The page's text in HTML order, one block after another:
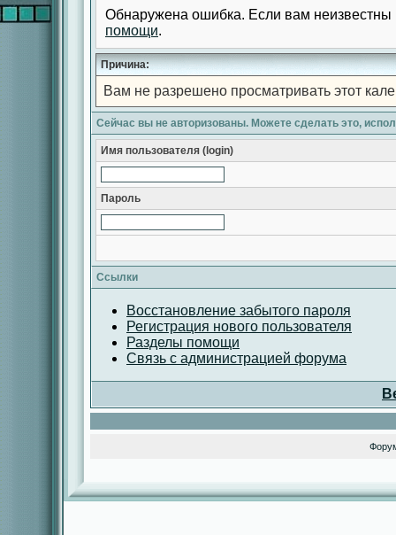
Обнаружена ошибка. Если вам
помощи.
Причина:
Вам не разрешено просматривать этот
Сейчас вы не авторизованы. Можете сделать это,
Имя пользователя (login)
Пароль
Ссылки
Восстановление забытого пароля
Регистрация нового пользователя
Разделы помощи
Связь с администрацией форума